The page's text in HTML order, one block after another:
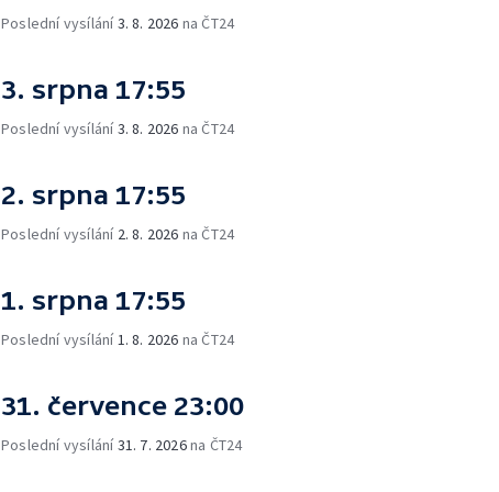
Poslední vysílání3. 8. 2026 na ČT24
3. srpna 17:55
Poslední vysílání3. 8. 2026 na ČT24
2. srpna 17:55
Poslední vysílání 2. 8. 2026 na ČT24
1. srpna 17:55
Poslední vysílání 1. 8. 2026 na ČT24
31. července 23:00
Poslední vysílání31. 7. 2026na ČT24